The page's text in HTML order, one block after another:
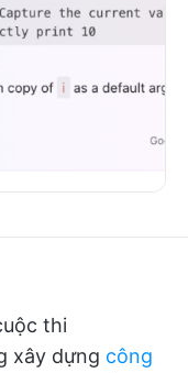
thi
xây dựng công